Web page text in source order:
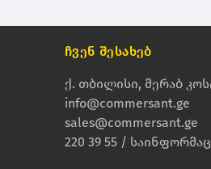
ჩვენ შესახებ
ქ. თბილისი, მერაბ
info@commersant.ge
sales@commersant.ge
220 39 55 /